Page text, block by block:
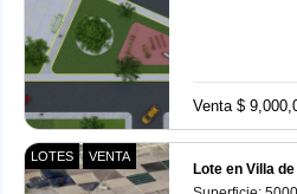
Venta $
LOTES VENTA
Lote en Villa